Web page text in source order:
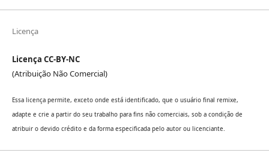
Licença
Licença CC-BY-NC
(Atribuição Não Comercial)
Essa licença permite, exceto onde está identificado, que o usuário final remixe,
adapte e crie a partir do seu trabalho para fins não comerciais, sob a condição de
atribuir o devido crédito e da forma especificada pelo autor ou licenciante.